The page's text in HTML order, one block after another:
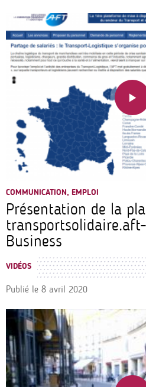
COMMUNICATION, EMPLOI
Présentation de la
Business
VIDÉOS
Publié le 8 avril 2020